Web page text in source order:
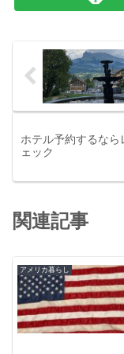
ホテル予約するなら
ェック
関連記事
アメリカ暮らし